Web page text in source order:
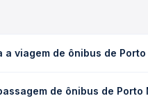
a viagem de ônibus de
de tráfego. Na Quero
de ônibus de Porto